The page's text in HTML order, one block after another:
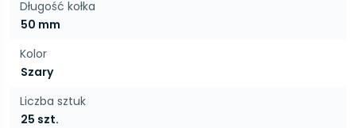
Długość kołka
50 mm
Kolor
Szary
Liczba sztuk
25 szt.